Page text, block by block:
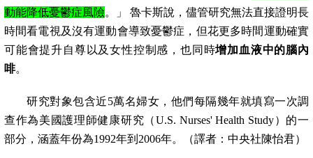
動能降低憂鬱症風險。」
魯卡斯說，儘管研究無法直接證明長
時間看電視及沒有運動會導致憂鬱症，但花更多時間運動確實
可能會提升自尊以及女性控制感，也同時增加血液中的腦內
啡。
研究對象包含近5萬名婦女，他們每隔幾年就填寫一次調
查作為美國護理師健康研究（U.S. Nurses' Health Study）的一
部分，涵蓋年份為1992年到 2006年。（譯者：中央社陳怡君）